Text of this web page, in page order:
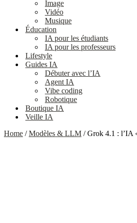
Image
Vidéo
Musique
Éducation
IA pour les étudiants
IA pour les professeurs
Lifestyle
Guides IA
Débuter avec l’IA
Agent IA
Vibe coding
Robotique
Boutique IA
Veille IA
Home /Modèles & LLM / Grok 4.1 : l’IA